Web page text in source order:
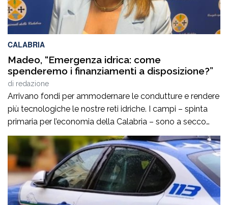
CALABRIA
Madeo, “Emergenza idrica: come
spenderemo i finanziamenti a disposizione?”
di redazione
Arrivano fondi per ammodernare le condutture e rendere
più tecnologiche le nostre reti idriche. I campi – spinta
primaria per l’economia della Calabria – sono a secco
così come le città. È un problema per l’agricoltura ma
anche per il regolare servizio idrico ai cittadini. La
situazione si ripropone ciclicamente ed è da questo
inverno […]